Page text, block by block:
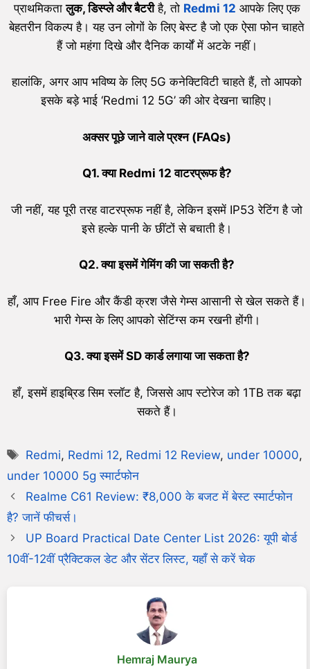
प्राथमिकतालुक, डिस्प्ले और बैटरीहै, तो Redmi 12 आपके लिए एक
बेहतरीन विकल्प है। यह उन लोगों के लिए बेस्ट है जो एक ऐसा फोन चाहते
हैं जो महंगा दिखे और दैनिक कार्यों में अटके नहीं।
हालांकि, अगर आप भविष्य के लिए 5G कनेक्टिविटी चाहते हैं, तो आपको
इसके बड़े भाई ‘Redmi 12 5G’ की ओर देखना चाहिए।
अक्सर पूछे जाने वाले प्रश्न (FAQs)
Q1.क्या Redmi 12वाटरप्रूफ है?
जी नहीं, यह पूरी तरह वाटरप्रूफ नहीं है, लेकिन इसमें IP53 रेटिंग है जो
इसे हल्के पानी के छींटों से बचाती है।
Q2.क्या इसमें गेमिंग की जा सकती है?
हाँ, आप Free Fire और कैंडी क्रश जैसे गेम्स आसानी से खेल सकते हैं।
भारी गेम्स के लिए आपको सेटिंग्स कम रखनी होंगी।
Q3.क्या इसमेंSDकार्ड लगाया जा सकता है?
हाँ, इसमें हाइब्रिड सिम स्लॉट है, जिससे आप स्टोरेज को 1TB तक बढ़ा
सकते हैं।
Redmi, Redmi 12, Redmi 12 Review, under 10000,
under 10000 5g स्मार्टफोन
Realme C61 Review: ₹8,000 के बजट में बेस्ट स्मार्टफोन
है? जानें फीचर्स।
UP Board Practical Date Center List 2026: यूपी बोर्ड
10वीं-12वीं प्रैक्टिकल डेट और सेंटर लिस्ट, यहाँ से करें चेक
Hemraj Maurya